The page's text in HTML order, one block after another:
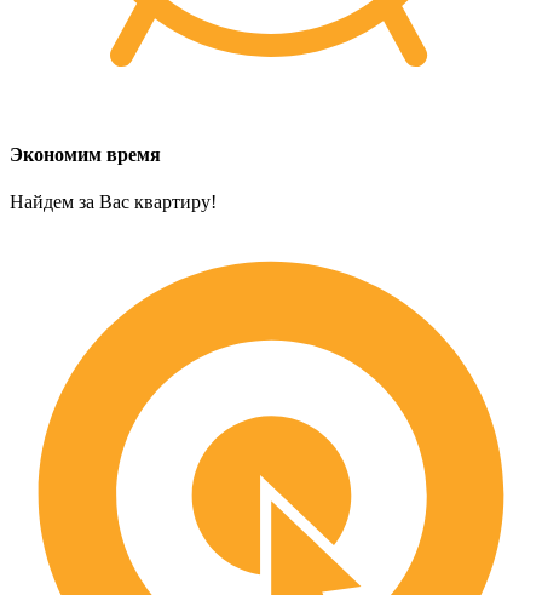
Экономим время
Найдем за Вас квартиру!